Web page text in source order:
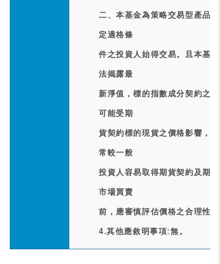
二、本基金為策略交易型產品
定適格條
件之投資人始得交易。且本基
法揭露最
新淨值，標的指數成分契約之
可能受期
貨契約標的現貨之價格影響，
常較一般
投資人容易取得期貨契約及期
市場買賣
前，應審慎評估價格之合理性
4.其他應敘明事項:無。